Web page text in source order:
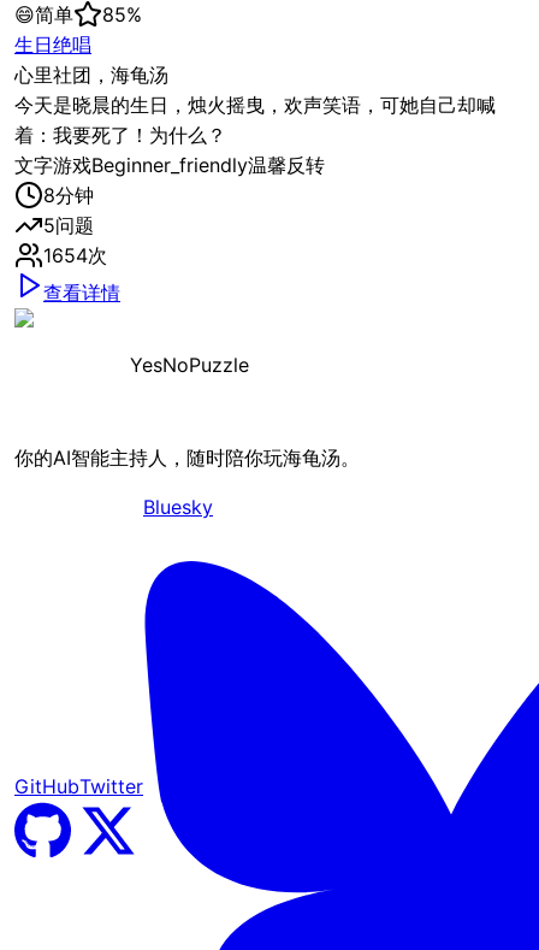
😄简单 85%
生日绝唱
心里社团，海龟汤
今天是晓晨的生日，烛火摇曳，欢声笑语，可她自己却喊
着：我要死了！为什么？
文字游戏Beginner_friendly温馨反转
8分钟
5问题
1654次
查看详情
YesNoPuzzle
你的AI智能主持人，随时陪你玩海龟汤。
GitHubTwitter
Bluesky